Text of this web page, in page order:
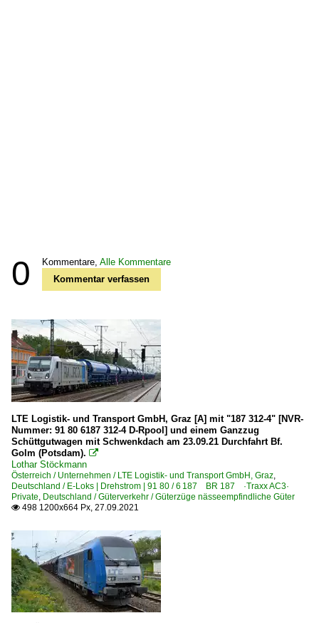
0 Kommentare, Alle Kommentare
Kommentar verfassen
LTE Logistik- und Transport GmbH, Graz [A] mit "187 312-4" [NVR-
Nummer: 91 80 6187 312-4 D-Rpool] und einem Ganzzug
Schüttgutwagen mit Schwenkdach am 23.09.21 Durchfahrt Bf.
Golm (Potsdam). 
Lothar Stöckmann
Österreich / Unternehmen / LTE Logistik- und Transport GmbH, Graz,
Deutschland / E-Loks | Drehstrom | 91 80 / 6 187 BR 187 ·Traxx AC3·
Private, Deutschland / Güterverkehr / Güterzüge nässeempfindliche Güter
 498 1200x664 Px, 27.09.2021